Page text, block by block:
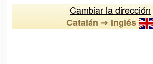
Cambiar la dirección
Catalán ➔ Inglés